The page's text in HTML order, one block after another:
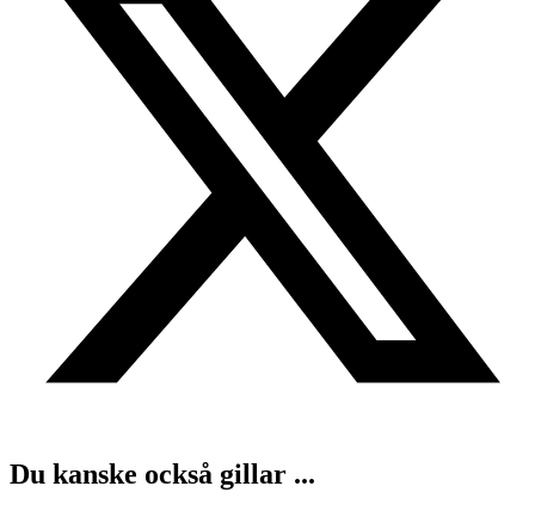
Du kanske också gillar ...